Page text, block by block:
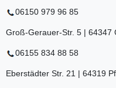
06150 979 96 85
Groß-Gerauer-Str. 5 | 64347
06155 834 88 58
Eberstädter Str. 21 | 64319